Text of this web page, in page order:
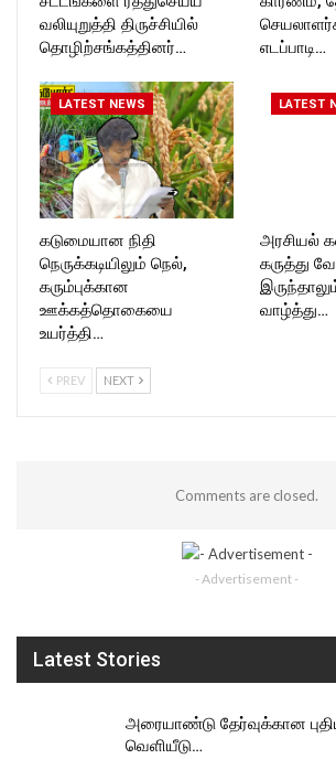
வலியுறுத்தி திருச்சியில்
தொழிற்சங்கத்தினர்…
எடப்பாடி…
LATEST NEWS
கடுமையான நிதி
நெருக்கடியிலும் நெல்,
கரும்புக்கான
ஊக்கத்தொகையை
உயர்த்தி…
LATEST
அரசியல்
கருத்து
வாழ்த்து…
PREV NEXT
Comments are closed.
- Advertisement -
Latest Stories
அரையாண்டு தேர்வுக்கான
வெளியீடு…